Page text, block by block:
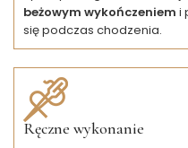
beżowym wykończeniem i
się podczas chodzenia.
Ręczne wykonanie